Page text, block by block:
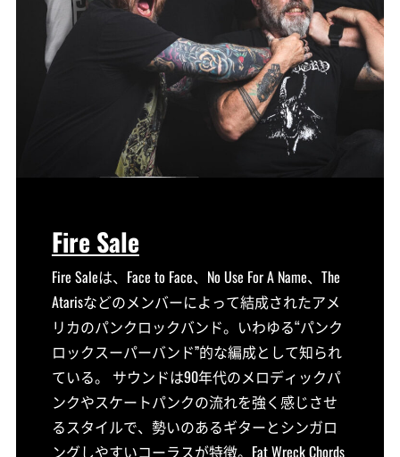
Fire Sale
Fire Saleは、Face to Face、No Use For A Name、The
Atarisなどのメンバーによって結成されたアメ
リカのパンクロックバンド。いわゆる“パンク
ロックスーパーバンド”的な編成として知られ
ている。 サウンドは90年代のメロディックパ
ンクやスケートパンクの流れを強く感じさせ
るスタイルで、勢いのあるギターとシンガロ
ングしやすいコーラスが特徴。Fat Wreck Chords